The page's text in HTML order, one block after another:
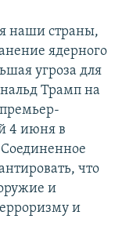
наши страны,
ядерного
угроза для
Трамп на
4 июня в
что
и
и